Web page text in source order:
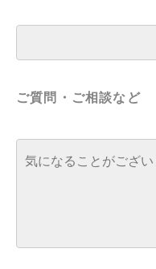
ご質問・ご相談など